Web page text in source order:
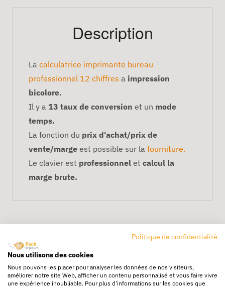
Description
La calculatrice imprimante bureau
professionnel 12 chiffres a impression
bicolore.
Il y a 13 taux de conversion et un mode
temps.
La fonction du prix d'achat/prix de
vente/marge est possible sur la fourniture.
Le clavier est professionnel et calcul la
marge brute.
Livraison rapide
Politique de confidentialité
Nous utilisons des cookies
Nous pouvons les placer pour analyser les données de nos visiteurs,
améliorer notre site Web, afficher un contenu personnalisé et vous faire vivre
une expérience inoubliable. Pour plus d'informations sur les cookies que